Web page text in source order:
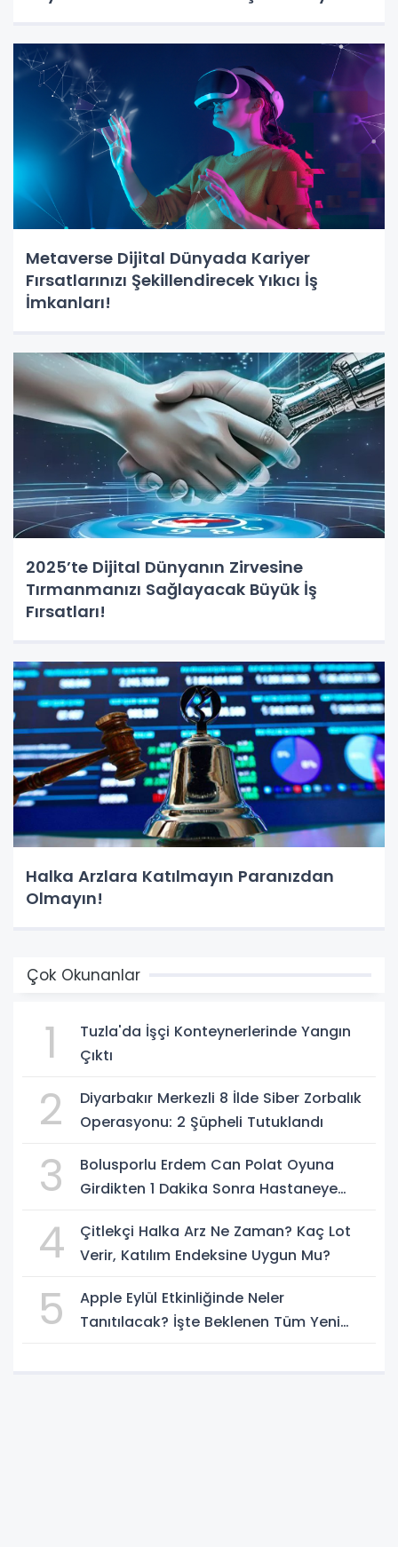
Metaverse Dijital Dünyada Kariyer
Fırsatlarınızı Şekillendirecek Yıkıcı İş
İmkanları!
2025’te Dijital Dünyanın Zirvesine
Tırmanmanızı Sağlayacak Büyük İş
Fırsatları!
Halka Arzlara Katılmayın Paranızdan
Olmayın!
Çok Okunanlar
1
Tuzla'da İşçi Konteynerlerinde Yangın
Çıktı
2
Diyarbakır Merkezli 8 İlde Siber Zorbalık
Operasyonu: 2 Şüpheli Tutuklandı
3
Bolusporlu Erdem Can Polat Oyuna
Girdikten 1 Dakika Sonra Hastaneye
4
Çitlekçi Halka Arz Ne Zaman? Kaç Lot
Verir, Katılım Endeksine Uygun Mu?
5
Apple Eylül Etkinliğinde Neler
Tanıtılacak? İşte Beklenen Tüm Yeni